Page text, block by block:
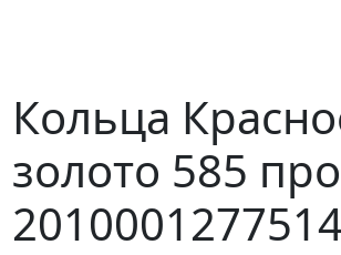
Кольца
золото 585
2010001277514